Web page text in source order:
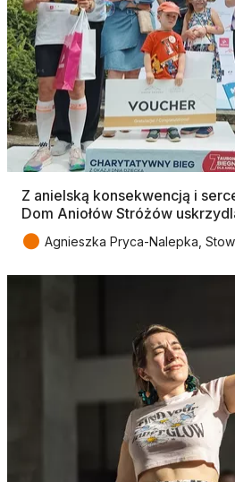
Z anielską konsekwencją i
Dom Aniołów Stróżów
● Agnieszka Pryca-Nalepka,